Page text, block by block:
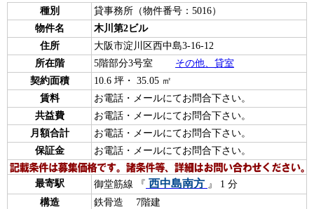
種別
貸事務所（物件番号：5016）
物件名
木川第2ビル
住所
大阪市淀川区西中島3-16-12
所在階
5階部分3号室 その他、貸室
契約面積
10.6 坪・ 35.05 ㎡
賃料
お電話・メールにてお問合下さい。
共益費
お電話・メールにてお問合下さい。
月額合計
お電話・メールにてお問合下さい。
保証金
お電話・メールにてお問合下さい。
最寄駅 御堂筋線 『 西中島南方 』 1 分
構造
鉄骨造 7階建